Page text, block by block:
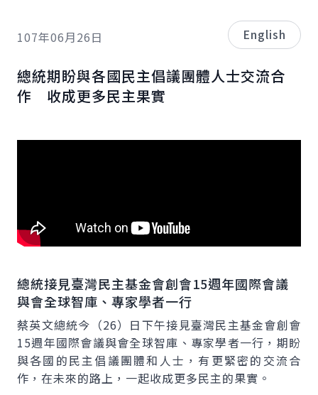
107年06月26日 English
總統期盼與各國民主倡議團體人士交流合
作 收成更多民主果實
總統接見臺灣民主基金會創會15週年國際會議
與會全球智庫、專家學者一行
蔡英文總統今（26）日下午接見臺灣民主基金會創會
15週年國際會議與會全球智庫、專家學者一行，期盼
與各國的民主倡議團體和人士，有更緊密的交流合
作，在未來的路上，一起收成更多民主的果實。